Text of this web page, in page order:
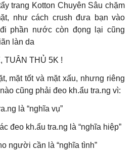
trang Kotton Chuyên Sâu chặm
như cách crush đưa bạn vào
phần nước còn đọng lại cũng
làn da
TUÂN THỦ 5K !
mặt tốt và mặt xấu, nhưng riêng
cũng phải đeo kh.ẩu tra.ng vì:
là “nghĩa vụ”
đeo kh.ẩu tra.ng là “nghĩa hiệp”
người cần là “nghĩa tình”